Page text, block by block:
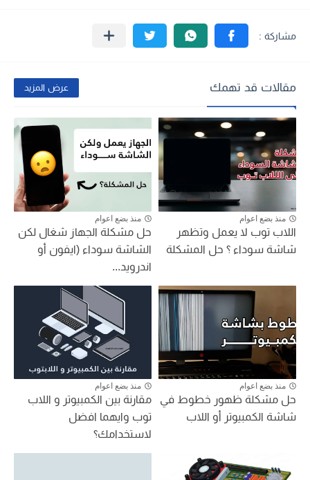
مقالات قد تهمك عرض المزيد
منذ بضع اعوام
اللاب توب لا يعمل وتظهر
شاشة سوداء ؟ حل المشكلة
منذ بضع اعوام
حل مشكلة الجهاز شغال لكن
الشاشة سوداء (ايفون أو
اندرويد...
منذ بضع اعوام
حل مشكلة ظهور خطوط في
شاشة الكمبيوتر أو اللاب
منذ بضع اعوام
مقارنة بين الكمبيوتر و اللاب
توب وايهما افضل
لاستخدامك؟